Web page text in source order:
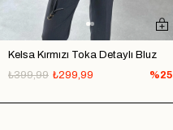
Kelsa Kırmızı Toka Detaylı Bluz
₺299,99
₺399,99 %25